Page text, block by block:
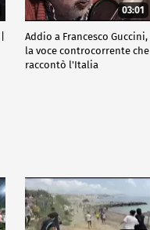
03:01
Addio a Francesco Guccini,
la voce controcorrente che
raccontò l'Italia